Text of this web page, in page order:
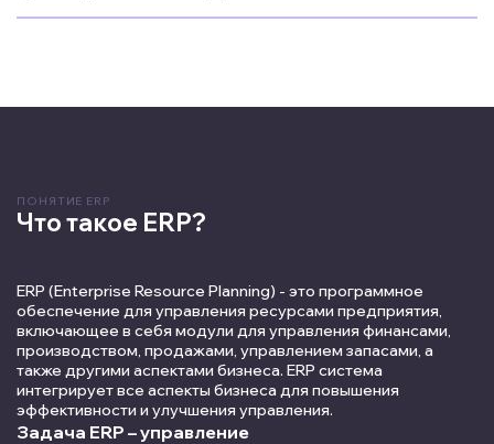
Что такое ERP?
ПОНЯТИЕ ERP
ERP (Enterprise Resource Planning) - это программное
обеспечение для управления ресурсами предприятия,
включающее в себя модули для управления финансами,
производством, продажами, управлением запасами, а
также другими аспектами бизнеса. ERP система
интегрирует все аспекты бизнеса для повышения
эффективности и улучшения управления.
Задача ERP – управление